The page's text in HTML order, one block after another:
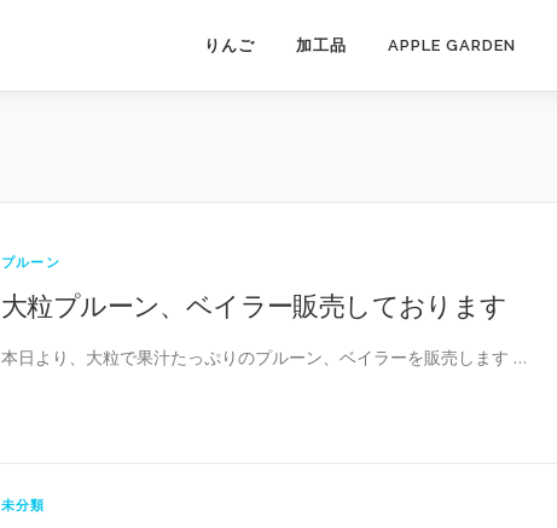
りんご 加工品 APPLE GARDEN
プルーン
大粒プルーン、ベイラー販売しております
本日より、大粒で果汁たっぷりのプルーン、ベイラーを販売します …
未分類